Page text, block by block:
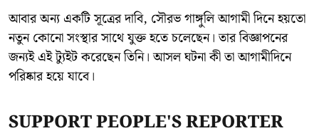
আবার অন্য একটি সূত্রের দাবি, সৌরভ গাঙ্গুলি আগামী দিনে হয়তো
নতুন কোনো সংস্থার সাথে যুক্ত হতে চলেছেন। তার বিজ্ঞাপনের
জন্যই এই ট্যুইট করেছেন তিনি। আসল ঘটনা কী তা আগামীদিনে
পরিষ্কার হয়ে যাবে।
SUPPORT PEOPLE'S REPORTER